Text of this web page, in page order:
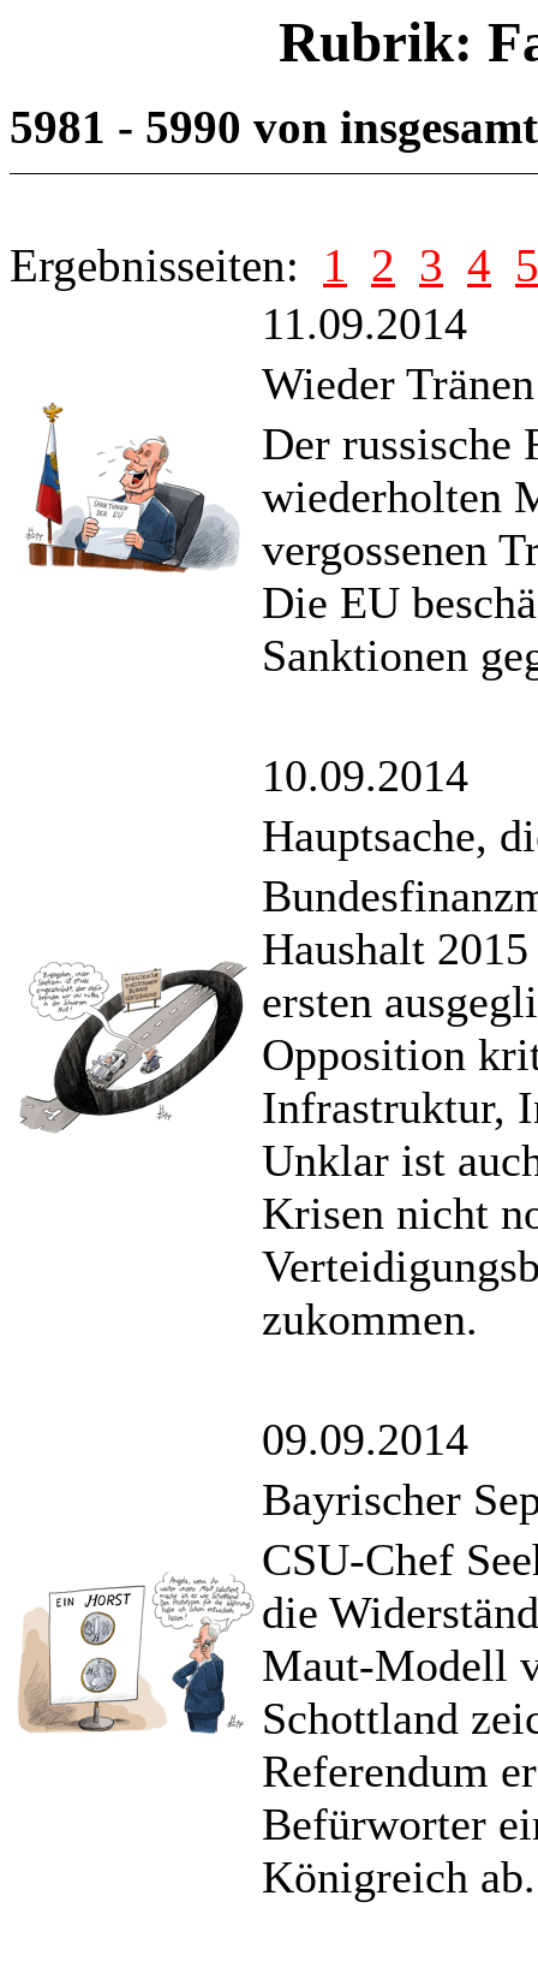
Rubrik:
5981 - 5990 von
Ergebnisseiten: 1 2 3 4 5
11.09.2014
Wieder
Der russische
wiederholten
vergossenen
Die EU
Sanktionen
10.09.2014
Hauptsache,
Haushalt
ersten
Opposition
Infrastruktur,
Unklar ist
Krisen nicht
zukommen.
09.09.2014
Bayrischer
CSU-Chef
die
Maut-Modell
Schottland
Referendum
Befürworter
Königreich ab.